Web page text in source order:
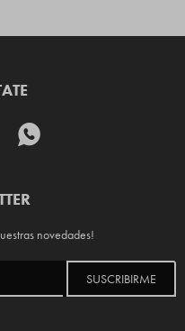

novedades!
SUSCRIBIRME